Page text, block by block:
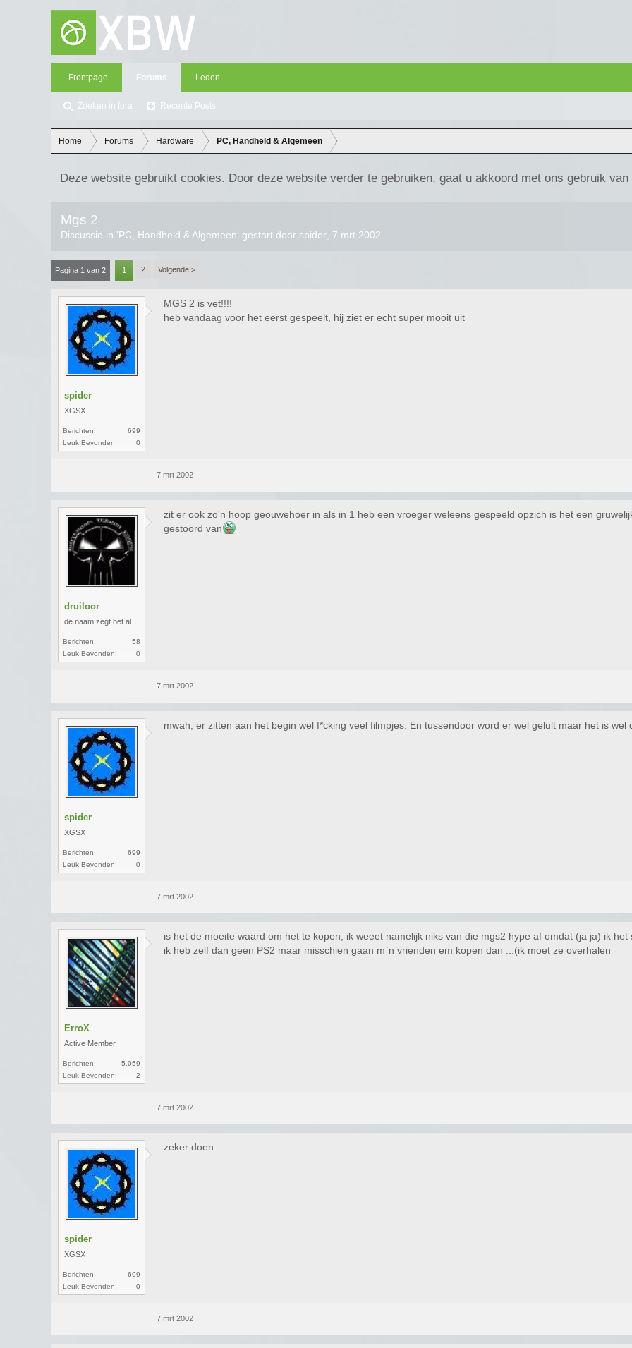
Frontpage Forums
Zoeken in fora Recente Posts
Leden
Home Forums Hardware PC, Handheld & Algemeen
Deze website gebruikt cookies. Door deze website verder te gebruiken, gaat u akkoord met ons gebruik
Mgs 2
Discussie in 'PC, Handheld & Algemeen' gestart door spider 7 mrt 2002
Pagina 1 van 2 1 2 Volgende >
spider
XGSX
Berichten:
699
Leuk Bevonden:
0
MGS 2 is vet!!!!
heb vandaag voor het eerst gespeelt, hij ziet er echt super mooit uit
7 mrt 2002
druiloor
de naam zegt het al
Berichten:
58
Leuk Bevonden:
0
zit er ook zo'n hoop geouwehoer in als in 1 heb een vroeger weleens gespeeld opzich is het een
gestoord van
7 mrt 2002
spider
XGSX
Berichten:
699
Leuk Bevonden:
0
mwah, er zitten aan het begin wel f*cking veel filmpjes. En tussendoor word er wel gelult maar het is wel
7 mrt 2002
ErroX
Active Member
Berichten:
5.059
Leuk Bevonden:
2
is het de moeite waard om het te kopen, ik weeet namelijk niks van die mgs2 hype af omdat (ja ja) ik
ik heb zelf dan geen PS2 maar misschien gaan m`n vrienden em kopen dan ...(ik moet ze overhalen
7 mrt 2002
spider
XGSX
Berichten:
699
Leuk Bevonden:
0
zeker doen
7 mrt 2002